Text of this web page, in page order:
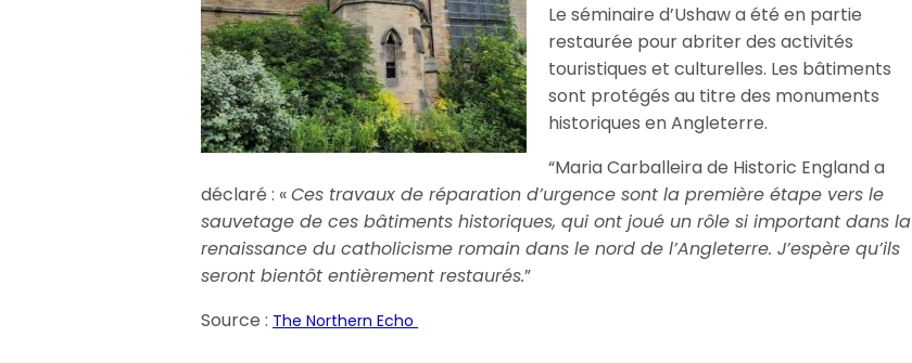
Le séminaire d’Ushaw a été en partie
restaurée pour abriter des activités
touristiques et culturelles. Les bâtiments
sont protégés au titre des monuments
historiques en Angleterre.
“Maria Carballeira de Historic England a
déclaré : «Ces travaux de réparation d’urgence sont la première étape vers le
sauvetage de ces bâtiments historiques, qui ont joué un rôle si important dans la
renaissance du catholicisme romain dans le nord de l’Angleterre. J’espère qu’ils
seront bientôt entièrement restaurés.”
Source : The Northern Echo